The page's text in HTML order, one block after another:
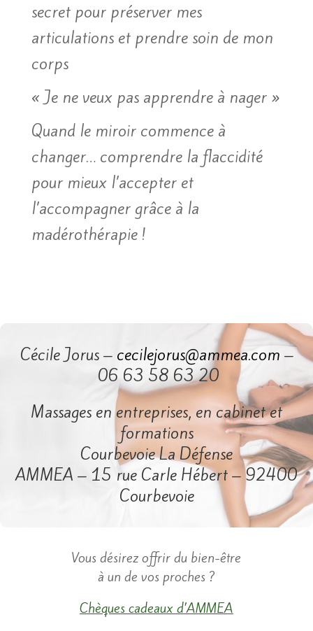
secret pour préserver mes
articulations et prendre soin de mon
corps
« Je ne veux pas apprendre à nager »
Quand le miroir commence à
changer… comprendre la flaccidité
pour mieux l’accepter et
l’accompagner grâce à la
madérothérapie !
Cécile Jorus – cecilejorus@ammea.com –
06 63 58 63 20
Massages en entreprises, en cabinet et
formations
Courbevoie La Défense
AMMEA – 15 rue Carle Hébert – 92400
Courbevoie
​Vous désirez offrir du bien-être
à un de vos proches ?
Chèques cadeaux d’AMMEA